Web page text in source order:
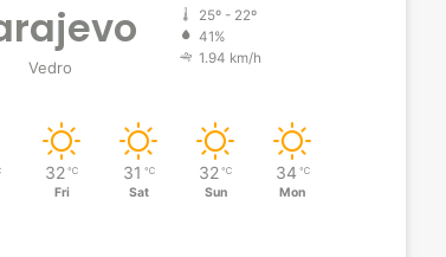
Vedro
25º - 22º
41%
1.94 km/h
32 ℃
Fri
31 ℃
Sat
32 ℃
Sun
34 ℃
Mon